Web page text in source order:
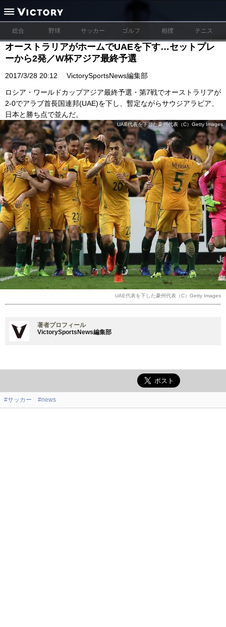
総合 野球 サッカー ゴルフ 相撲 テニス
オーストラリアがホームでUAEを下す…セットプレ
ーから2発／W杯アジア最終予選
2017/3/28 20:12 VictorySportsNews編集部
ロシア・ワールドカップアジア最終予選・第7戦でオーストラリアが
2-0でアラブ首長国連邦(UAE)を下し、暫定ながらサウジアラビア、
日本と勝ち点で並んだ。
UAE代表を下した豪州代表（C）Getty Images
UAE代表を下した豪州代表（C）Getty Images
著者プロフィール
VictorySportsNews編集部
#サッカー #news